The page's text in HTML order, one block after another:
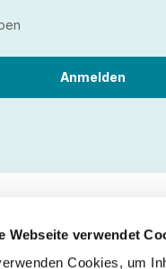
Webseite verwendet
Cookies, um